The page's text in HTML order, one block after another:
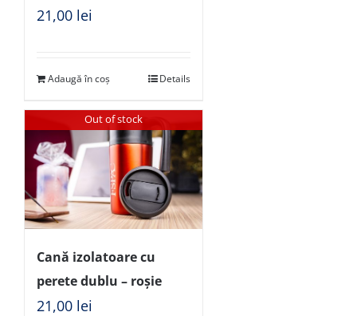
21,00 lei
Adaugă în coș Details
Out of stock
Cană izolatoare cu
perete dublu – roșie
21,00 lei